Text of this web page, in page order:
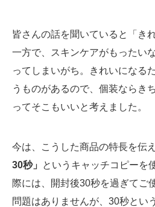
皆さんの話を聞いていると「き
一方で、スキンケアがもったい
ってしまいがち。きれいになる
うものがあるので、個装ならき
ってそこもいいと考えました。
今は、こうした商品の特長を伝
30秒」
というキャッチコピーを
際には、開封後30秒を過ぎてご
問題はありませんが、30秒とい